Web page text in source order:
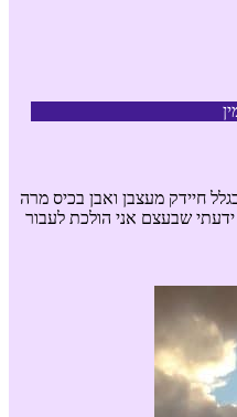
בגלל חיידק מעצבן ואבן בכיס מרה
ידעתי שבעצם אני הולכת לעבור